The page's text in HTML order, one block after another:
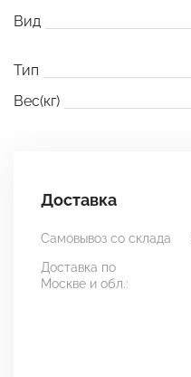
Вид
Тип
Вес(кг)
Доставка
Самовывоз со склада
Доставка по
Москве и обл.: